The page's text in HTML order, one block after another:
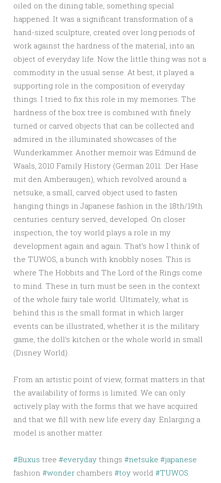
oiled on the dining table, something special
happened. It was a significant transformation of a
hand-sized sculpture, created over long periods of
work against the hardness of the material, into an
object of everyday life. Now the little thing was not a
commodity in the usual sense. At best, it played a
supporting role in the composition of everyday
things. I tried to fix this role in my memories. The
hardness of the box tree is combined with finely
turned or carved objects that can be collected and
admired in the illuminated showcases of the
Wunderkammer. Another memoir was Edmund de
Waals, 2010 Family History (German 2011: :Der Hase
mit den Amberaugen), which revolved around a
netsuke, a small, carved object used to fasten
hanging things in Japanese fashion in the 18th/19th
centuries .century served, developed. On closer
inspection, the toy world plays a role in my
development again and again. That’s how I think of
the TUWOS, a bunch with knobbly noses. This is
where The Hobbits and The Lord of the Rings come
to mind. These in turn must be seen in the context
of the whole fairy tale world. Ultimately, what is
behind this is the small format in which larger
events can be illustrated, whether it is the military
game, the doll’s kitchen or the whole world in small
(Disney World).
From an artistic point of view, format matters in that
the availability of forms is limited. We can only
actively play with the forms that we have acquired
and that we fill with new life every day. Enlarging a
model is another matter.
#Buxus tree #everyday things #netsuke #japanese
fashion #wonder chambers #toy world #TUWOS